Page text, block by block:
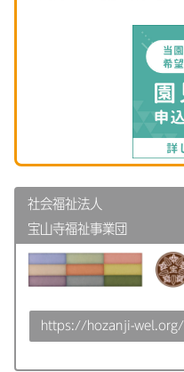
社会福祉法人
宝山寺福祉事業団
https://hozanji-wel.org/